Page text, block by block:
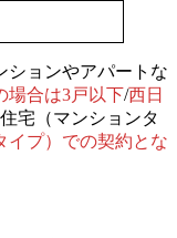
ションやアパートな
場合は3戸以下/西日
宅（マンションタ
イプ）での契約とな